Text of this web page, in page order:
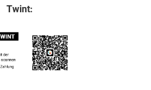
Twint: